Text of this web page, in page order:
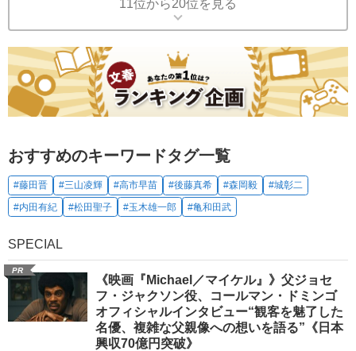
11位から20位を見る
おすすめのキーワードタグ一覧
#藤田晋 #三山凌輝 #高市早苗 #後藤真希 #森岡毅
#城彰二
#内田有紀
#松田聖子 #玉木雄一郎 #亀和田武
SPECIAL
PR
《映画『Michael／マイケル』》父ジョセ
フ・ジャクソン役、コールマン・ドミンゴ
オフィシャルインタビュー“観客を魅了した
名優、複雑な父親像への想いを語る”《日本
興収70億円突破》